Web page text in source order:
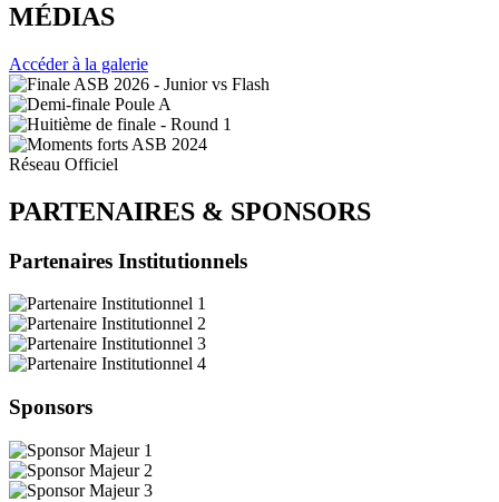
MÉDIAS
Accéder à la galerie
Réseau Officiel
PARTENAIRES & SPONSORS
Partenaires Institutionnels
Sponsors